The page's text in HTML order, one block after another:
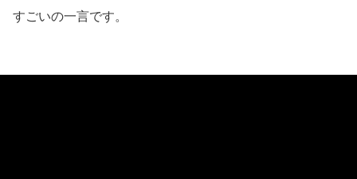
すごいの一言です。